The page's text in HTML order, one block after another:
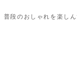
段のおしゃれを楽しん